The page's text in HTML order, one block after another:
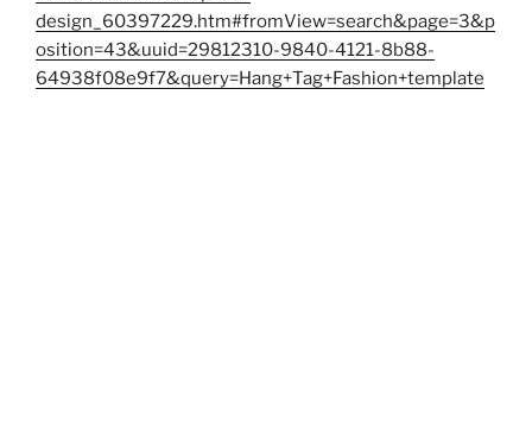
design_60397229.htm#fromView=search&page=3&p
osition=43&uuid=29812310-9840-4121-8b88-
64938f08e9f7&query=Hang+Tag+Fashion+template